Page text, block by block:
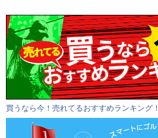
買うなら今！売れてるおすすめランキング！